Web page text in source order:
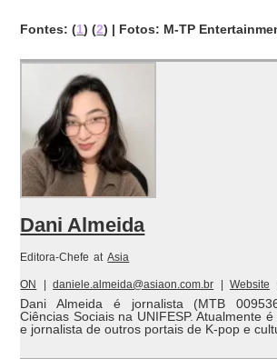
Fontes: (1) (2) | Fotos: M-TP
Dani Almeida
Editora-Chefe at Asia
ON daniele.almeida@asiaon.com.br Website
Dani Almeida é jornalista (MTB
Ciências Sociais na UNIFESP. Atualmente
e jornalista de outros portais de K-pop e